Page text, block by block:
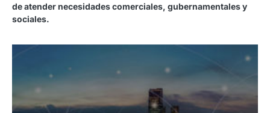
de atender necesidades comerciales, gubernamentales y
sociales.